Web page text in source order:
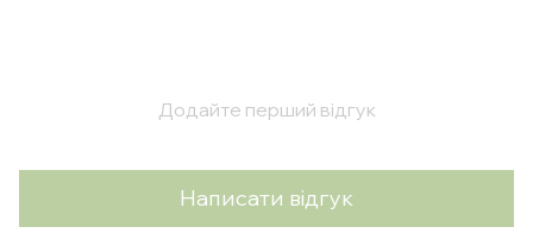
Додайте перший відгук
Написати відгук